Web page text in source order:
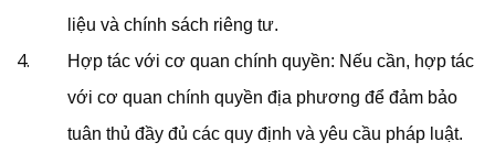
liệu và chính sách riêng tư.
Hợp tác với cơ quan chính quyền: Nếu cần, hợp tác
với cơ quan chính quyền địa phương để đảm bảo
tuân thủ đầy đủ các quy định và yêu cầu pháp luật.